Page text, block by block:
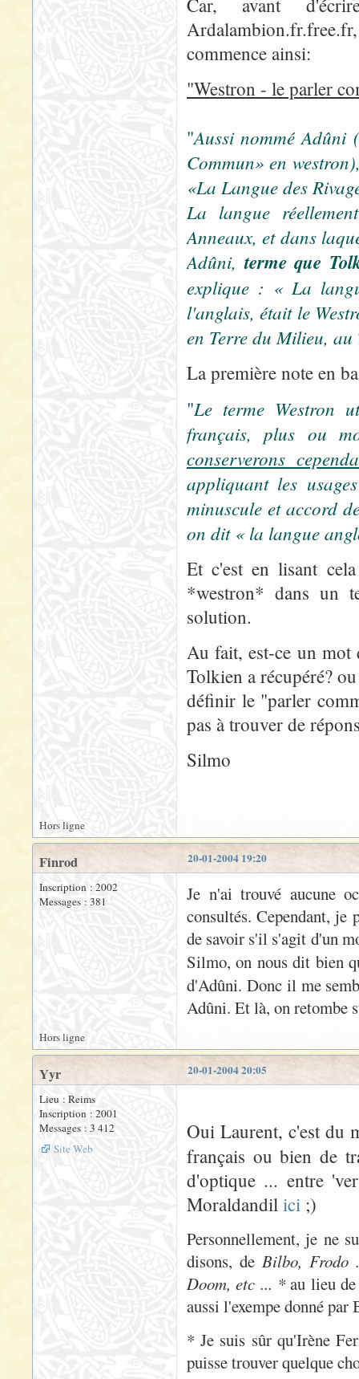
Car, avant
commence ainsi:
"Westron - le parler
"Aussi nommé Adûni
Commun» en
«La Langue des
La langue
Anneaux, et dans
Adûni,terme que
explique : « La
l'anglais, était le
en Terre du Milieu,
La première note en
"Le terme Westron
français, plus ou
conserverons
appliquant les
minuscule et accord
on dit « la langue
Et c'est en lisant
*westron* dans un
solution.
Au fait, est-ce un mot
Tolkien a récupéré?
définir le "parler
pas à trouver de
Silmo
Hors ligne
20-01-2004 19:20
Finrod
Inscription : 2002
Messages : 381
Je n'ai trouvé aucune
consultés. Cependant, je
de savoir s'il s'agit d'un
Silmo, on nous dit bien
d'Adûni. Donc il me
Adûni. Et là, on retombe
Hors ligne
20-01-2004 20:05
Yyr
Lieu : Reims
Inscription : 2001
Messages : 3 412
Site Web
Oui Laurent, c'est du
français ou bien de
d'optique ... entre
Moraldandil ici ;)
Personnellement, je ne
disons, de Bilbo, Frodo
Doom, etc ... * au lieu
aussi l'exempe donné par
* Je suis sûr qu'Irène
puisse trouver quelque